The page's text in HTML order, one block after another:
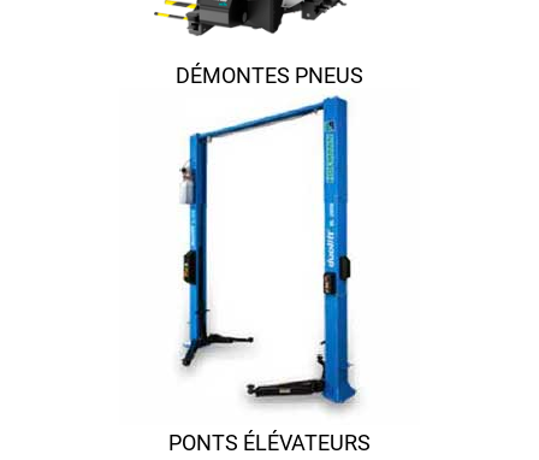
DÉMONTES PNEUS
PONTS ÉLÉVATEURS